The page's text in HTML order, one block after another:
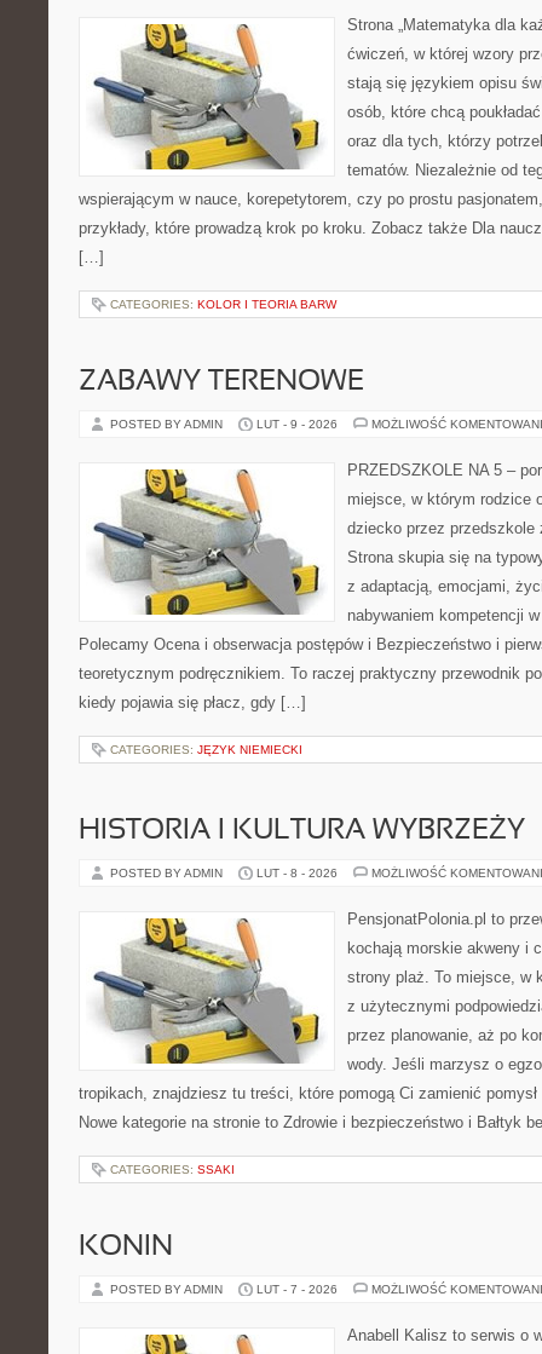
Strona „Matematyka dla
ćwiczeń, w której wzory
stają się językiem opisu
osób, które chcą
oraz dla tych, którzy
tematów. Niezależnie od
wspierającym w nauce, korepetytorem, czy po prostu
przykłady, które prowadzą krok po kroku. Zobacz także Dla
[…]
CATEGORIES: KOLOR I TEORIA BARW
ZABAWY TERENOWE
POSTED BY ADMIN LUT - 9 - 2026 MOŻLIWOŚĆ
PRZEDSZKOLE NA 5 –
miejsce, w którym rodzice
dziecko przez przedszkole
Strona skupia się na
z adaptacją, emocjami,
nabywaniem kompetencji
Polecamy Ocena i obserwacja postępów i Bezpieczeństwo i
teoretycznym podręcznikiem. To raczej praktyczny przewodnik
kiedy pojawia się płacz, gdy […]
CATEGORIES: JĘZYK NIEMIECKI
HISTORIA I KULTURA WYBRZEŻY
POSTED BY ADMIN LUT - 8 - 2026 MOŻLIWOŚĆ
PensjonatPolonia.pl to
kochają morskie akweny i
strony plaż. To miejsce, w
z użytecznymi
przez planowanie, aż po
wody. Jeśli marzysz o
tropikach, znajdziesz tu treści, które pomogą Ci zamienić
Nowe kategorie na stronie to Zdrowie i bezpieczeństwo i Bałtyk
CATEGORIES: SSAKI
KONIN
POSTED BY ADMIN LUT - 7 - 2026 MOŻLIWOŚĆ
Anabell Kalisz to serwis o